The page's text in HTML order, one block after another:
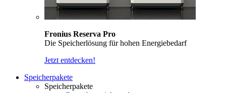
Fronius Reserva Pro
Die Speicherlösung für hohen Energiebedarf
Jetzt entdecken!
Speicherpakete
Speicherpakete